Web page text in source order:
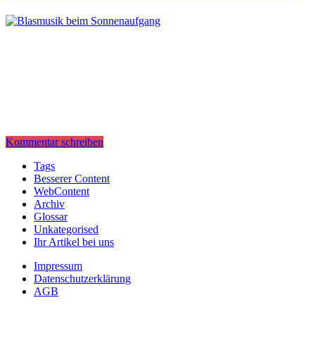
Kommentar schreiben
Tags
Besserer Content
WebContent
Archiv
Glossar
Unkategorised
Ihr Artikel bei uns
Impressum
Datenschutzerklärung
AGB